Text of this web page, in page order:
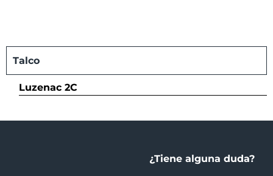
Talco
Luzenac 2C
¿Tiene alguna duda?